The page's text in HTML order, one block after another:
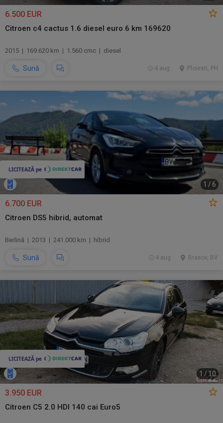
6.500 EUR
Citroen c4 cactus 1.6 diesel euro 6 km 169620
2015 | 169.620 km | 1.560 cmc | diesel
Sună Ploiesti, PH
4 aug.
1 /6
6.700 EUR
Citroen DS5 hibrid, automat
Berlină | 2013 | 241.000 km | hibrid
Sună Brasov, BV
4 aug.
1 /10
3.950 EUR
Citroen C5 2.0 HDI 140 cai Euro5